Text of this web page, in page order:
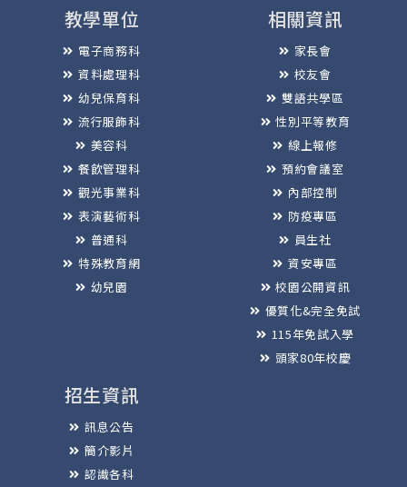
教學單位
電子商務科
資料處理科
幼兒保育科
流行服飾科
美容科
餐飲管理科
觀光事業科
表演藝術科
普通科
特殊教育網
幼兒園
相關資訊
家長會
校友會
雙語共學區
性別平等教育
線上報修
預約會議室
內部控制
防疫專區
員生社
資安專區
校園公開資訊
優質化&完全免試
115年免試入學
頭家80年校慶
招生資訊
訊息公告
簡介影片
認識各科